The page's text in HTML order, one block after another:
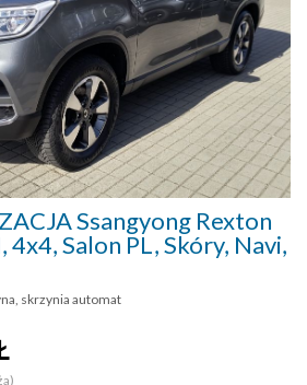
Ssangyong Rexton
Salon PL, Skóry, Navi,
skrzynia automat